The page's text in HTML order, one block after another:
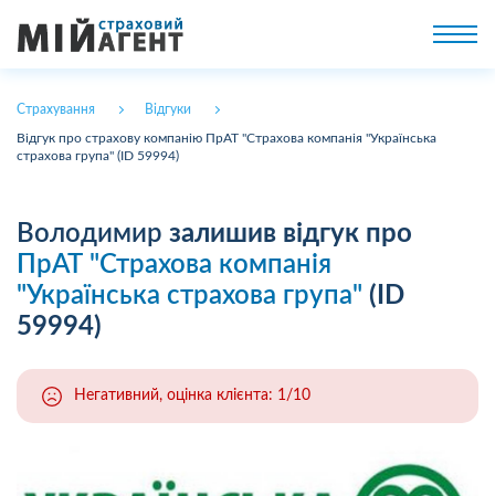
Страхування Відгуки
Відгук про страхову компанію ПрАТ "Страхова компанія "Українська
страхова група" (ID 59994)
Володимир залишив відгук про
ПрАТ "Страхова компанія
"Українська страхова група" (ID
59994)
Негативний, оцінка клієнта: 1/10